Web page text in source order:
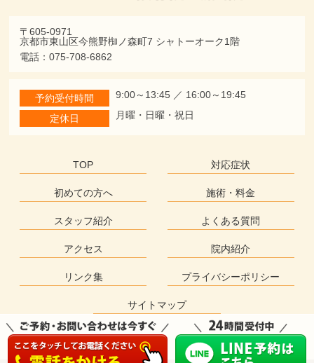
〒605-0971
京都市東山区今熊野椥ノ森町7 シャトーオーク1階
電話：075-708-6862
予約受付時間 9:00～13:45 ／ 16:00～19:45
定休日 月曜・日曜・祝日
TOP 対応症状
初めての方へ 施術・料金
スタッフ紹介 よくある質問
アクセス 院内紹介
リンク集 プライバシーポリシー
サイトマップ